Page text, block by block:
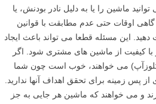
ماشین را یا به دلیل نادر بودنش، یا
اوقات حتی عدم مطابقت با قوانین
این مسئله قطعا می تواند باعث ایجاد
با کیفیت از ماشین های مشتری شود. اگر
(کلوزآپ) می خواهند، خوب است چون شما
از پس زمینه برای تحقق اهداف آنها ندارید.
و می خواهند که ماشین هر جایی به جز